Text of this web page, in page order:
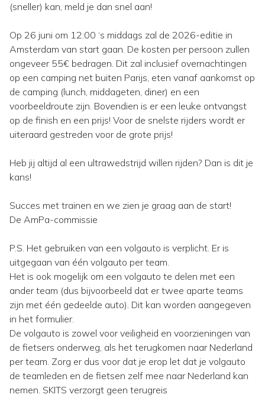
(sneller) kan, meld je dan snel aan!
Op 26 juni om 12:00 ‘s middags zal de 2026-editie in
Amsterdam van start gaan. De kosten per persoon zullen
ongeveer 55€ bedragen. Dit zal inclusief overnachtingen
op een camping net buiten Parijs, eten vanaf aankomst op
de camping (lunch, middageten, diner) en een
voorbeeldroute zijn. Bovendien is er een leuke ontvangst
op de finish en een prijs! Voor de snelste rijders wordt er
uiteraard gestreden voor de grote prijs!
Heb jij altijd al een ultrawedstrijd willen rijden? Dan is dit je
kans!
Succes met trainen en we zien je graag aan de start!
De AmPa-commissie
P.S. Het gebruiken van een volgauto is verplicht. Er is
uitgegaan van één volgauto per team.
Het is ook mogelijk om een volgauto te delen met een
ander team (dus bijvoorbeeld dat er twee aparte teams
zijn met één gedeelde auto). Dit kan worden aangegeven
in het formulier.
De volgauto is zowel voor veiligheid en voorzieningen van
de fietsers onderweg, als het terugkomen naar Nederland
per team. Zorg er dus voor dat je erop let dat je volgauto
de teamleden en de fietsen zelf mee naar Nederland kan
nemen. SKITS verzorgt geen terugreis